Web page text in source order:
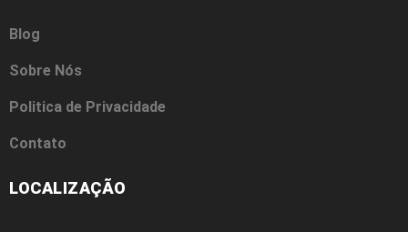
Blog
Sobre Nós
Politica de Privacidade
Contato
LOCALIZAÇÃO